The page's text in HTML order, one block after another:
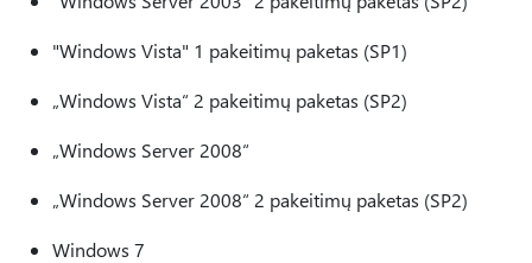
"Windows Vista" 1 pakeitimų paketas (SP1)
„Windows Vista“ 2 pakeitimų paketas (SP2)
„Windows Server 2008“
„Windows Server 2008“ 2 pakeitimų paketas (SP2)
Windows 7